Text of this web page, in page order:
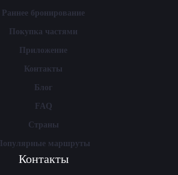
Раннее бронирование
Покупка частями
Приложение
Контакты
Блог
FAQ
Страны
Популярные маршруты
Контакты